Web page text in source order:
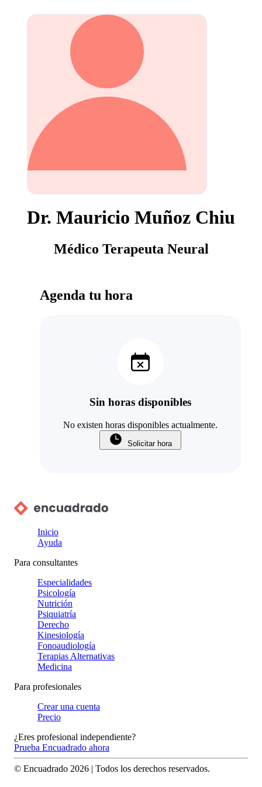
Dr. Mauricio Muñoz Chiu
Médico Terapeuta Neural
Agenda tu hora
Sin horas disponibles
No existen horas disponibles actualmente.
Solicitar hora
Inicio
Ayuda
Para consultantes
Especialidades
Psicología
Nutrición
Psiquiatría
Derecho
Kinesiología
Fonoaudiología
Terapias Alternativas
Medicina
Para profesionales
Crear una cuenta
Precio
¿Eres profesional independiente?
Prueba Encuadrado ahora
© Encuadrado 2026 | Todos los derechos reservados.